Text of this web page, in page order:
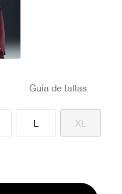
Guía de tallas
L XL